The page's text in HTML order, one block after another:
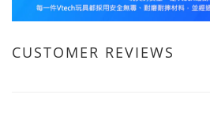
CUSTOMER REVIEWS